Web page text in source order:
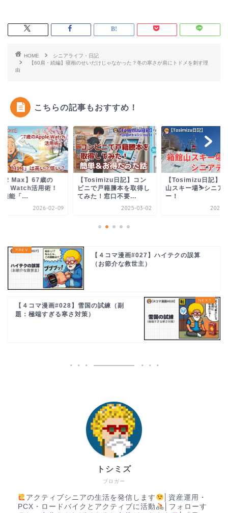
HOME
シニアライフ・日記
【60肩・続編】寝相のせいだけじゃなかった？冬の寒さが肩にトドメを刺す理
由
こちらの記事もおすすめ！
日記】コン
で戸籍謄本を取得し
た！窓口不要...
2025-03-02
【Tosimizu日記】箱館
山スキー場⛷️シニアデ
ー！
2025-01-21
【Tosimizu日記】
らはぎは第2の心臓
作業が多いシニ...
2025-
【４コマ漫画#027】ハイテクの誤算
（お節介な救世主）
【４コマ漫画#028】雪国の試練（副
題：極端すぎる寒さ対策）
ブロガー
トシミズ
アクティブシニアの生活を発信します
│資産運用・
PCX・ロードバイクとアクティブに活動
│フォローす